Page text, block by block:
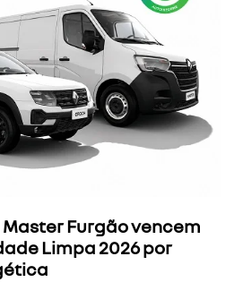
Furgão vencem
Limpa 2026 por